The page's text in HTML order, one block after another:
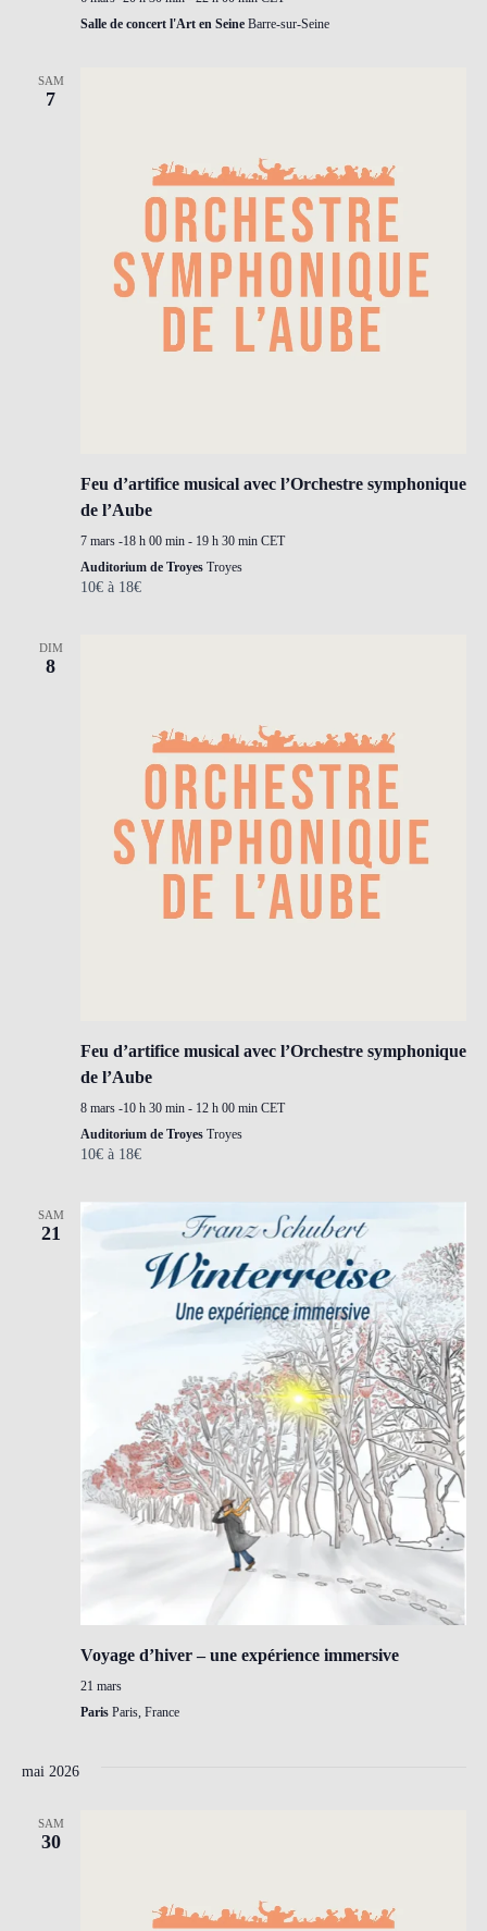
Salle de concert l'Art en Seine Barre-sur-Seine
SAM
7
Feu d’artifice musical avec l’Orchestre symphonique
de l’Aube
7 mars -18 h 00 min- 19 h 30 min CET
Auditorium de Troyes Troyes
10€ à 18€
DIM
8
Feu d’artifice musical avec l’Orchestre symphonique
de l’Aube
8 mars -10 h 30 min- 12 h 00 min CET
Auditorium de Troyes Troyes
10€ à 18€
SAM
21
Voyage d’hiver – une expérience immersive
21 mars
Paris Paris, France
mai 2026
SAM
30